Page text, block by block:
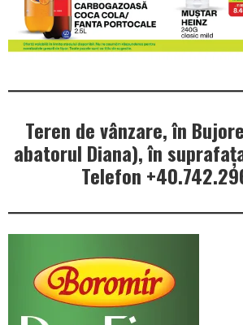
Teren de vânzare, în
abatorul Diana), în
Telefon